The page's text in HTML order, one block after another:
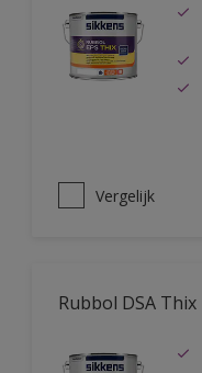
Vergelijk
Rubbol DSA Thix